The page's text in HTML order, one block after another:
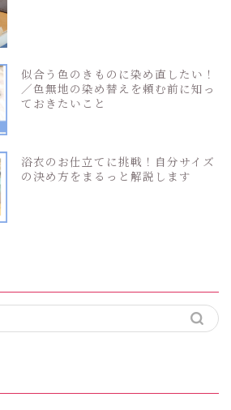
似合う色のきものに染め直したい！
／色無地の染め替えを頼む前に知っ
ておきたいこと
浴衣のお仕立てに挑戦！自分サイズ
の決め方をまるっと解説します